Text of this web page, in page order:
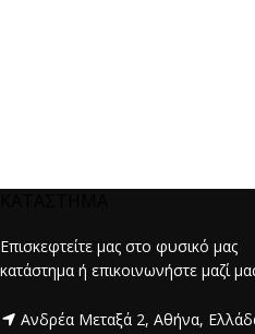
Επισκεφτείτε μας στο φυσικό μας
κατάστημα ή επικοινωνήστε μαζί
Ανδρέα Μεταξά 2, Αθήνα,